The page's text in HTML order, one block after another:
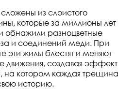
из слоистого
которые за миллионы лет
обнажили разноцветные
и соединений меди. При
эти жилы блестят и меняют
движения, создавая эффект
на котором каждая трещина
историю.